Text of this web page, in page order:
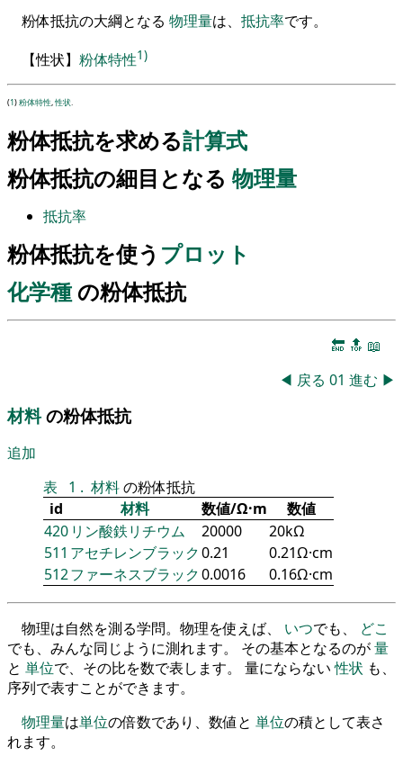
粉体抵抗の大綱となる 物理量は、 抵抗率です。
【性状】 粉体特性1)
(1)粉体特性,性状.
粉体抵抗を求める計算式
粉体抵抗の細目となる 物理量
抵抗率
粉体抵抗を使う プロット
化学種 の粉体抵抗
🔚 🔝 📖
◀ 戻る 01 進む ▶
材料の粉体抵抗
追加
表
1 . 材料の粉体抵抗
id
材料 数値/Ω·m
数値
420 リン酸鉄リチウム 20000
20kΩ
511 アセチレンブラック0.21
0.21Ω·cm
512ファーネスブラック0.0016 0.16Ω·cm
物理は自然を測る学問。物理を使えば、 いつでも、 どこ
でも、みんな同じように測れます。 その基本となるのが量
と 単位で、その比を数で表します。 量にならない性状 も、
序列で表すことができます。
物理量は単位の倍数であり、数値と 単位の積として表さ
れます。